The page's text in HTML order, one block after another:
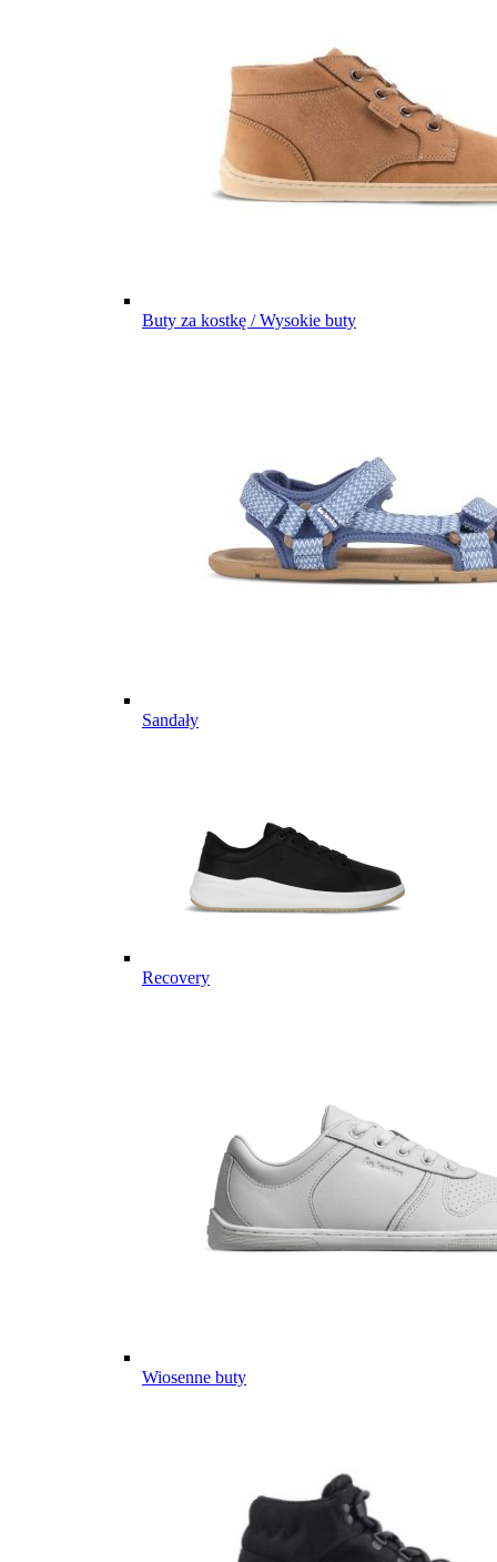
Buty za kostkę / Wysokie buty
Sandały
Recovery
Wiosenne buty